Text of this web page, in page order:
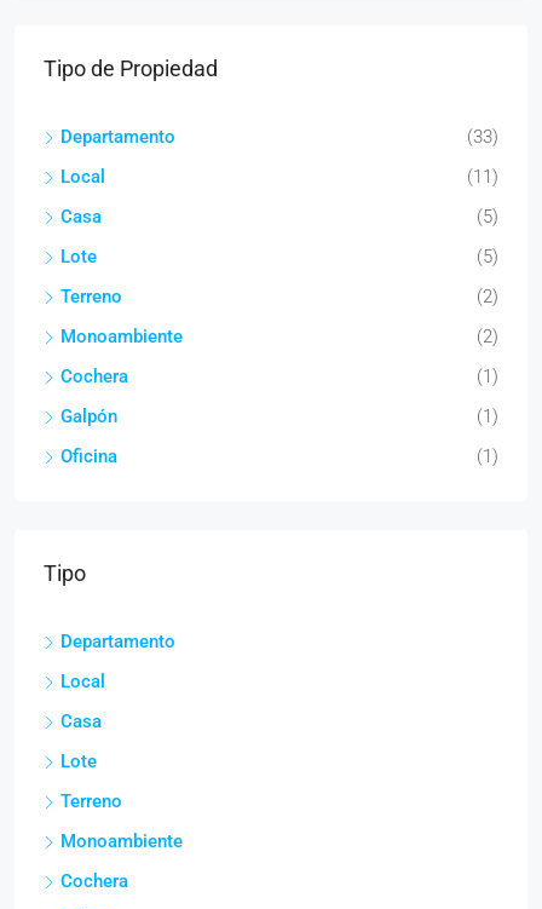
Tipo de Propiedad
Departamento
(33)
Local
(11)
Casa
(5)
Lote
(5)
Terreno
(2)
Monoambiente
(2)
Cochera
(1)
Galpón
(1)
Oficina
(1)
Tipo
Departamento
Local
Casa
Lote
Terreno
Monoambiente
Cochera